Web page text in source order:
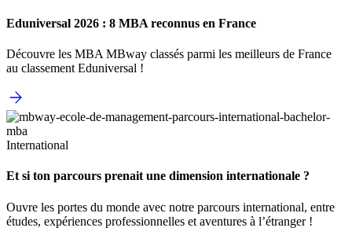
Eduniversal 2026 : 8 MBA reconnus en France
Découvre les MBA MBway classés parmi les meilleurs de France
au classement Eduniversal !
International
Et si ton parcours prenait une dimension internationale ?
Ouvre les portes du monde avec notre parcours international, entre
études, expériences professionnelles et aventures à l’étranger !